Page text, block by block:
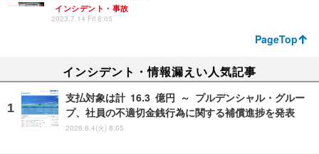
インシデント・事故
2023.7.14 Fri 8:05
PageTop
インシデント・情報漏えい人気記事
支払対象は計 16.3 億円 ～ プルデンシャル・グルー
プ、社員の不適切金銭行為に関する補償進捗を発表
2026.8.4(火) 8:05